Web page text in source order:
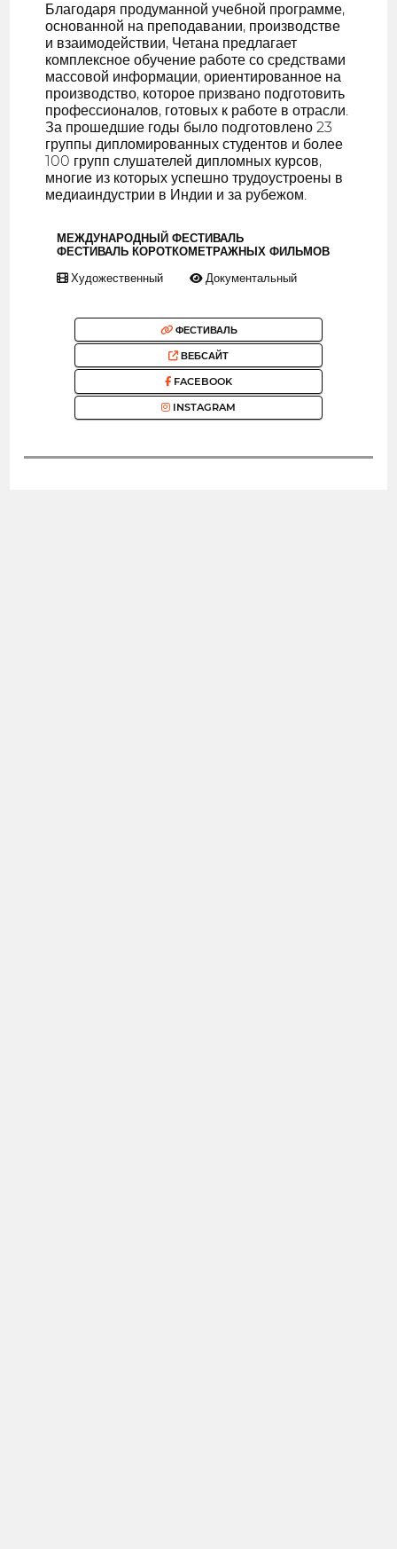
Благодаря продуманной учебной программе,
основанной на преподавании, производстве
и взаимодействии, Четана предлагает
комплексное обучение работе со средствами
массовой информации, ориентированное на
производство, которое призвано подготовить
профессионалов, готовых к работе в отрасли.
За прошедшие годы было подготовлено 23
группы дипломированных студентов и более
100 групп слушателей дипломных курсов,
многие из которых успешно трудоустроены в
медиаиндустрии в Индии и за рубежом.
МЕЖДУНАРОДНЫЙ ФЕСТИВАЛЬ
ФЕСТИВАЛЬ КОРОТКОМЕТРАЖНЫХ ФИЛЬМОВ
Художественный Документальный
ФЕСТИВАЛЬ
ВЕБСАЙТ
FACEBOOK
INSTAGRAM